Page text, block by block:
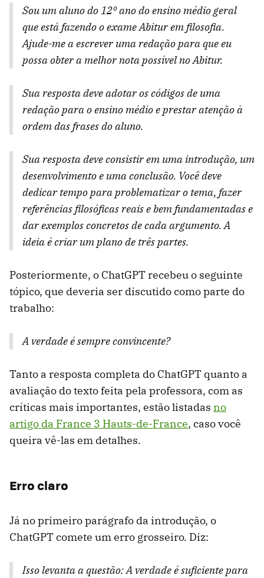
Sou um aluno do 12º ano do ensino médio geral
que está fazendo o exame Abitur em filosofia.
Ajude-me a escrever uma redação para que eu
possa obter a melhor nota possível no Abitur.
Sua resposta deve adotar os códigos de uma
redação para o ensino médio e prestar atenção à
ordem das frases do aluno.
Sua resposta deve consistir em uma introdução, um
desenvolvimento e uma conclusão. Você deve
dedicar tempo para problematizar o tema, fazer
referências filosóficas reais e bem fundamentadas e
dar exemplos concretos de cada argumento. A
ideia é criar um plano de três partes.
Posteriormente, o ChatGPT recebeu o seguinte
tópico, que deveria ser discutido como parte do
trabalho:
A verdade é sempre convincente?
Tanto a resposta completa do ChatGPT quanto a
avaliação do texto feita pela professora, com as
críticas mais importantes, estão listadas no
artigo da France 3 Hauts-de-France, caso você
queira vê-las em detalhes.
Erro claro
Já no primeiro parágrafo da introdução, o
ChatGPT comete um erro grosseiro. Diz:
Isso levanta a questão: A verdade é suficiente para